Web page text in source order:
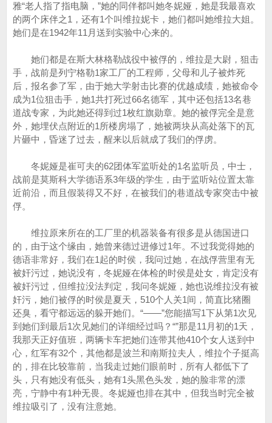
雅“老人指了指电脑，”她的同伴都叫她冬妮娅，她是我最喜欢
的两个床伴之1，还有1个叫维拉妮卡，她们都叫她维拉大姐。
她们是在1942年11月送到实验中心来的。
她们都是在斯大林格勒战役中被俘的，维拉是大尉，狙击
手，战前是列宁格勒1家工厂的工程师，父母和儿子被炸死
后，报名参了军，由于她大学射击比赛的优越成绩，她被命令
成为1位狙击手，她1共打死过66名德军，其中还包括13名巷
道战专家，为此她还得到过1枚红旗勋章。她的被俘完全是意
外，她埋伏点附近的1所楼房塌了，她被两块从高处落下的瓦
片砸中，昏迷了过去，醒来以后就成了我们的俘虏。
冬妮娅是崔可夫的62团体军监听处的1名监听员，中士，
战前是莫斯科大学德语系3年级的学生，由于监听站位置太靠
近前沿，而且假装得又不好，在被我们的巷道战专家突击中被
俘。
维拉原来所在的工厂里的机器装备有很多是从德国进口
的，由于这个缘由，她曾来德过进修过1年。不过我觉得她的
德语非常好，我们在1起的时侯，我问过她，在战俘营里有无
被奸污过，她说没有，冬妮娅在体检的时侯是处女，肯定没有
被奸污过，但维拉没法判定，我问冬妮娅，她也说维拉没有被
奸污，她们被俘的时侯是夏天，510个人关1间，简直比猪圈
还臭，看守都远远的躲开她们。“——”您能描写1下从第1次见
到她们到最后1次见她们的详细经过吗？“”那是11月初的1天，
我那天正好值班，两辆卡车把她们连带其他410个女人送到中
心，红军有32个，其他都是波兰和南斯拉夫人，维拉个子挺高
的，排在比较靠前，当我走过她们眼前时，所有人都低下了
头，只有她没有低头，她有1头黑色头发，她的脸非常的漂
亮，宁静中有1种无畏。冬妮娅也排在其中，但我当时完全被
维拉吸引了，没有注意她。